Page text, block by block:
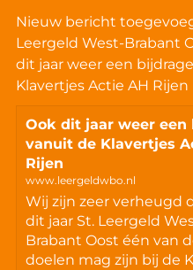
Nieuw bericht
Leergeld West-Brabant
dit jaar weer een
Klavertjes Actie AH Rijen
Ook dit jaar weer een
vanuit de Klavertjes
Rijen
www.leergeldwbo.nl
Wij zijn zeer verheugd
dit jaar St. Leergeld
Brabant Oost één van
doelen mag zijn bij de